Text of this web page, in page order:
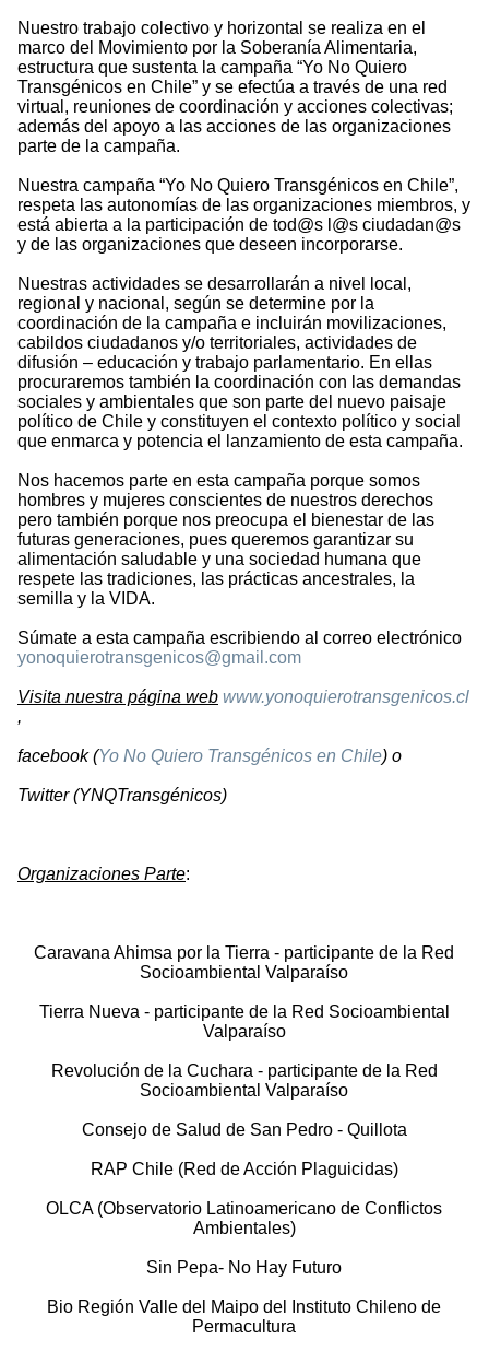
Nuestro trabajo colectivo y horizontal se realiza en el
marco del Movimiento por la Soberanía Alimentaria,
estructura que sustenta la campaña “Yo No Quiero
Transgénicos en Chile” y se efectúa a través de una red
virtual, reuniones de coordinación y acciones colectivas;
además del apoyo a las acciones de las organizaciones
parte de la campaña.
Nuestra campaña “Yo No Quiero Transgénicos en Chile”,
respeta las autonomías de las organizaciones miembros, y
está abierta a la participación de tod@s l@s ciudadan@s
y de las organizaciones que deseen incorporarse.
Nuestras actividades se desarrollarán a nivel local,
regional y nacional, según se determine por la
coordinación de la campaña e incluirán movilizaciones,
cabildos ciudadanos y/o territoriales, actividades de
difusión – educación y trabajo parlamentario. En ellas
procuraremos también la coordinación con las demandas
sociales y ambientales que son parte del nuevo paisaje
político de Chile y constituyen el contexto político y social
que enmarca y potencia el lanzamiento de esta campaña.
Nos hacemos parte en esta campaña porque somos
hombres y mujeres conscientes de nuestros derechos
pero también porque nos preocupa el bienestar de las
futuras generaciones, pues queremos garantizar su
alimentación saludable y una sociedad humana que
respete las tradiciones, las prácticas ancestrales, la
semilla y la VIDA.
Súmate a esta campaña escribiendo al correo electrónico
yonoquierotransgenicos@gmail.com
Visita nuestra página web www.yonoquierotransgenicos.cl
,
facebook (Yo No Quiero Transgénicos en Chile) o
Twitter (YNQTransgénicos)
Organizaciones Parte:
Caravana Ahimsa por la Tierra - participante de la Red
Socioambiental Valparaíso
Tierra Nueva - participante de la Red Socioambiental
Valparaíso
Revolución de la Cuchara - participante de la Red
Socioambiental Valparaíso
Consejo de Salud de San Pedro - Quillota
RAP Chile (Red de Acción Plaguicidas)
OLCA (Observatorio Latinoamericano de Conflictos
Ambientales)
Sin Pepa- No Hay Futuro
Bio Región Valle del Maipo del Instituto Chileno de
Permacultura